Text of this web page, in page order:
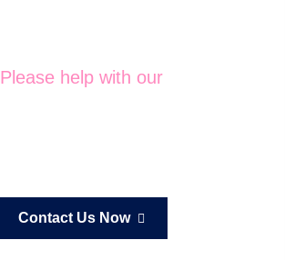
Please help with our
Contact Us Now